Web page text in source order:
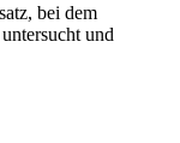
bei dem
und